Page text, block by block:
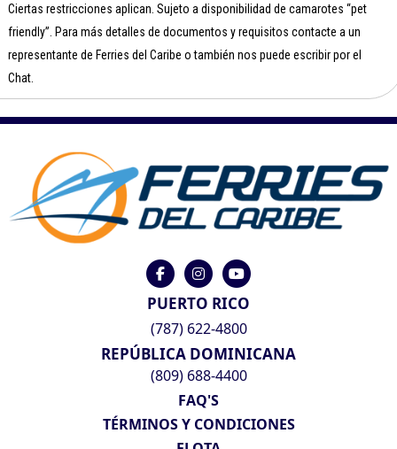
Ciertas restricciones aplican. Sujeto a disponibilidad de camarotes “pet
friendly”. Para más detalles de documentos y requisitos contacte a un
representante de Ferries del Caribe o también nos puede escribir por el
Chat.
PUERTO RICO
(787) 622-4800
REPÚBLICA DOMINICANA
(809) 688-4400
FAQ'S
TÉRMINOS Y CONDICIONES